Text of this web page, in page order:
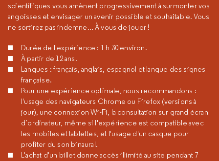
scientifiques vous amènent progressivement à surmonter vos
angoisses et envisager un avenir possible et souhaitable. Vous
ne sortirez pas indemne… À vous de jouer !
Durée de l'expérience : 1 h 30 environ.
À partir de 12 ans.
Langues : français, anglais, espagnol et langue des signes
française.
Pour une expérience optimale, nous recommandons :
l'usage des navigateurs Chrome ou Firefox (versions à
jour), une connexion Wi-Fi, la consultation sur grand écran
d’ordinateur, même si l'expérience est compatible avec
les mobiles et tablettes, et l'usage d'un casque pour
profiter du son binaural.
L'achat d'un billet donne accès illimité au site pendant 7